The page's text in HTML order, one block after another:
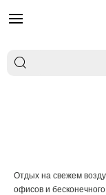
Отдых на свежем
офисов и